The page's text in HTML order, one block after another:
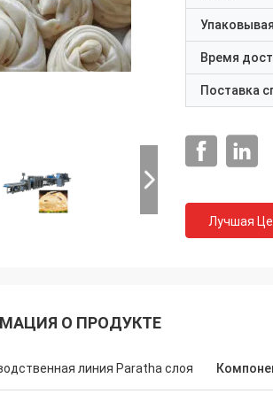
Время
Поставка
Лучшая
О ПРОДУКТЕ
линия Paratha слоя